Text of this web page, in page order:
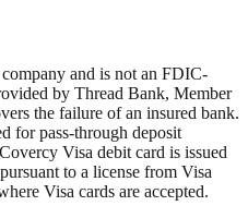
and is not an FDIC-
by Thread Bank, Member
the failure of an insured bank.
for pass-through deposit
Visa debit card is issued
to a license from Visa
Visa cards are accepted.